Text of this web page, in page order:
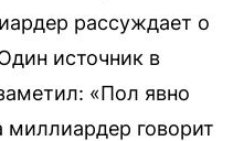
рассуждает о
источник в
«Пол явно
миллиардер говорит